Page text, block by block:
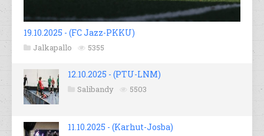
19.10.2025 - (FC Jazz-PKKU)
Jalkapallo 5355
12.10.2025 - (PTU-LNM)
Salibandy 5503
11.10.2025 - (Karhut-Josba)